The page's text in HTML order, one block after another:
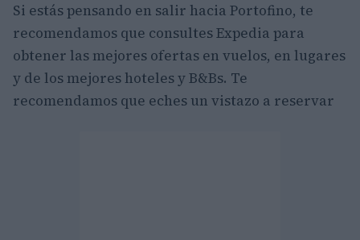
Si estás pensando en salir hacia Portofino, te
recomendamos que consultes Expedia para
obtener las mejores ofertas en vuelos, en lugares
y de los mejores hoteles y B&Bs. Te
recomendamos que eches un vistazo a reservar